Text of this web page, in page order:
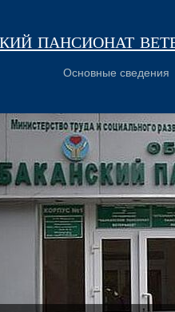
пансионат
Основные сведения